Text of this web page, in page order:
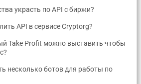
украсть по API с биржи?
API в сервисе Cryptorg?
Take Profit можно выставить чтобы
несколько ботов для работы по